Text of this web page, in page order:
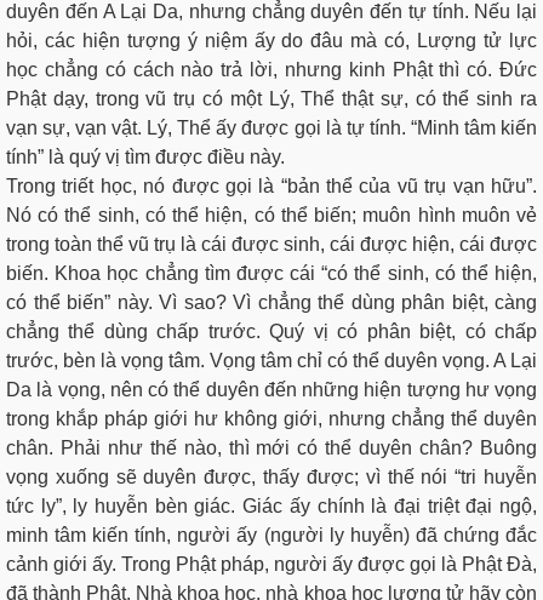
duyên đến A Lại Da, nhưng chẳng duyên đến tự tính. Nếu lại
hỏi, các hiện tượng ý niệm ấy do đâu mà có, Lượng tử lực
học chẳng có cách nào trả lời, nhưng kinh Phật thì có. Đức
Phật dạy, trong vũ trụ có một Lý, Thể thật sự, có thể sinh ra
vạn sự, vạn vật. Lý, Thể ấy được gọi là tự tính. “Minh tâm kiến
tính” là quý vị tìm được điều này.
Trong triết học, nó được gọi là “bản thể của vũ trụ vạn hữu”.
Nó có thể sinh, có thể hiện, có thể biến; muôn hình muôn vẻ
trong toàn thể vũ trụ là cái được sinh, cái được hiện, cái được
biến. Khoa học chẳng tìm được cái “có thể sinh, có thể hiện,
có thể biến” này. Vì sao? Vì chẳng thể dùng phân biệt, càng
chẳng thể dùng chấp trước. Quý vị có phân biệt, có chấp
trước, bèn là vọng tâm. Vọng tâm chỉ có thể duyên vọng. A Lại
Da là vọng, nên có thể duyên đến những hiện tượng hư vọng
trong khắp pháp giới hư không giới, nhưng chẳng thể duyên
chân. Phải như thế nào, thì mới có thể duyên chân? Buông
vọng xuống sẽ duyên được, thấy được; vì thế nói “tri huyễn
tức ly”, ly huyễn bèn giác. Giác ấy chính là đại triệt đại ngộ,
minh tâm kiến tính, người ấy (người ly huyễn) đã chứng đắc
cảnh giới ấy. Trong Phật pháp, người ấy được gọi là Phật Đà,
đã thành Phật. Nhà khoa học, nhà khoa học lượng tử hãy còn